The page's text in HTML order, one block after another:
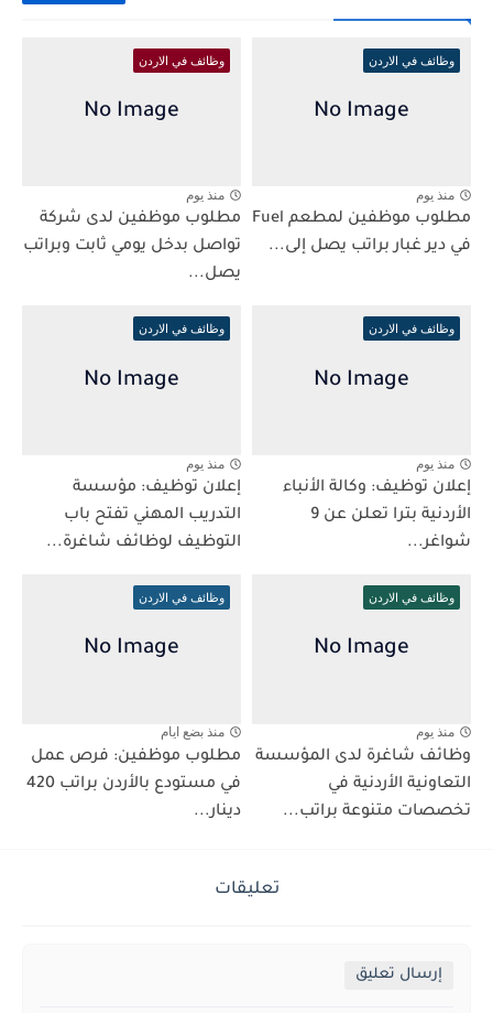
وظائف في الاردن
منذ يوم
مطلوب موظفين لمطعم Fuel
في دير غبار براتب يصل إلى...
وظائف في الاردن
منذ يوم
مطلوب موظفين لدى شركة
تواصل بدخل يومي ثابت وبراتب
يصل...
وظائف في الاردن
منذ يوم
إعلان توظيف: وكالة الأنباء
الأردنية بترا تعلن عن 9
شواغر...
وظائف في الاردن
منذ يوم
إعلان توظيف: مؤسسة
التدريب المهني تفتح باب
التوظيف لوظائف شاغرة...
وظائف في الاردن
منذ يوم
وظائف شاغرة لدى المؤسسة
التعاونية الأردنية في
تخصصات متنوعة براتب...
وظائف في الاردن
منذ بضع ايام
مطلوب موظفين: فرص عمل
في مستودع بالأردن براتب 420
دينار...
تعليقات
إرسال تعليق